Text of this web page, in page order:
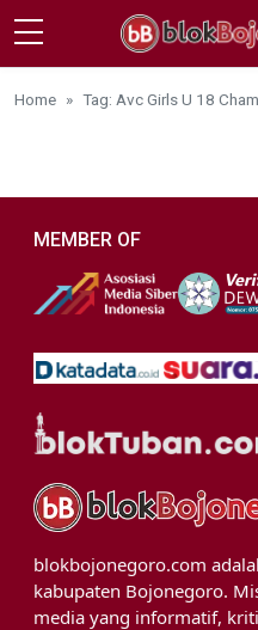
Skip to main content
Home Tag: Avc Girls U 18
MEMBER OF
blokbojonegoro.com
kabupaten Bojonegoro.
media yang informatif,